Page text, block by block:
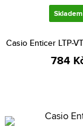
Skladem
Casio Enticer LTP-
784